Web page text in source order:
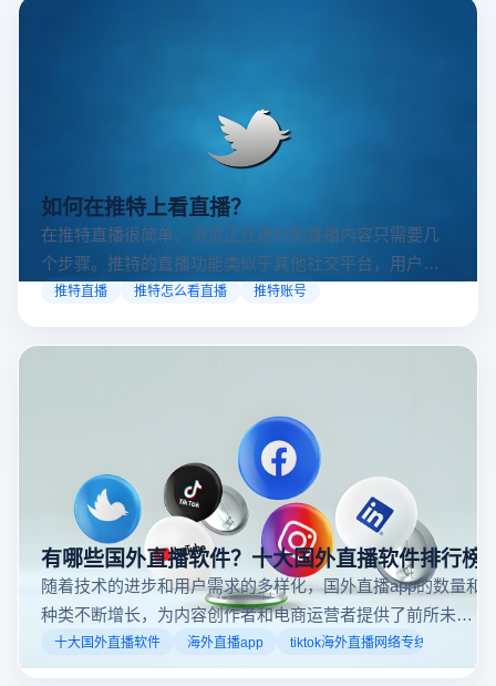
如何在推特上看直播？
在推特直播很简单，浏览正在进行的直播内容只需要几
个步骤。推特的直播功能类似于其他社交平台，用户可
以通过关注自己喜欢的账号、浏览话题标签或查看实时
可以随时随地参与实时互动，无论是关注新闻事件、休
推特直播 推特怎么看直播 推特账号
有哪些国外直播软件？十大国外直播软件排行榜
随着技术的进步和用户需求的多样化，国外直播app的数量和
种类不断增长，为内容创作者和电商运营者提供了前所未有
的机遇。如果你是一个跨境电商从业者，想要了解2025年十
大国外直播软件排行榜，那么你来对地方了！接下来跟着云
十大国外直播软件 海外直播app tiktok海外直播网络专线